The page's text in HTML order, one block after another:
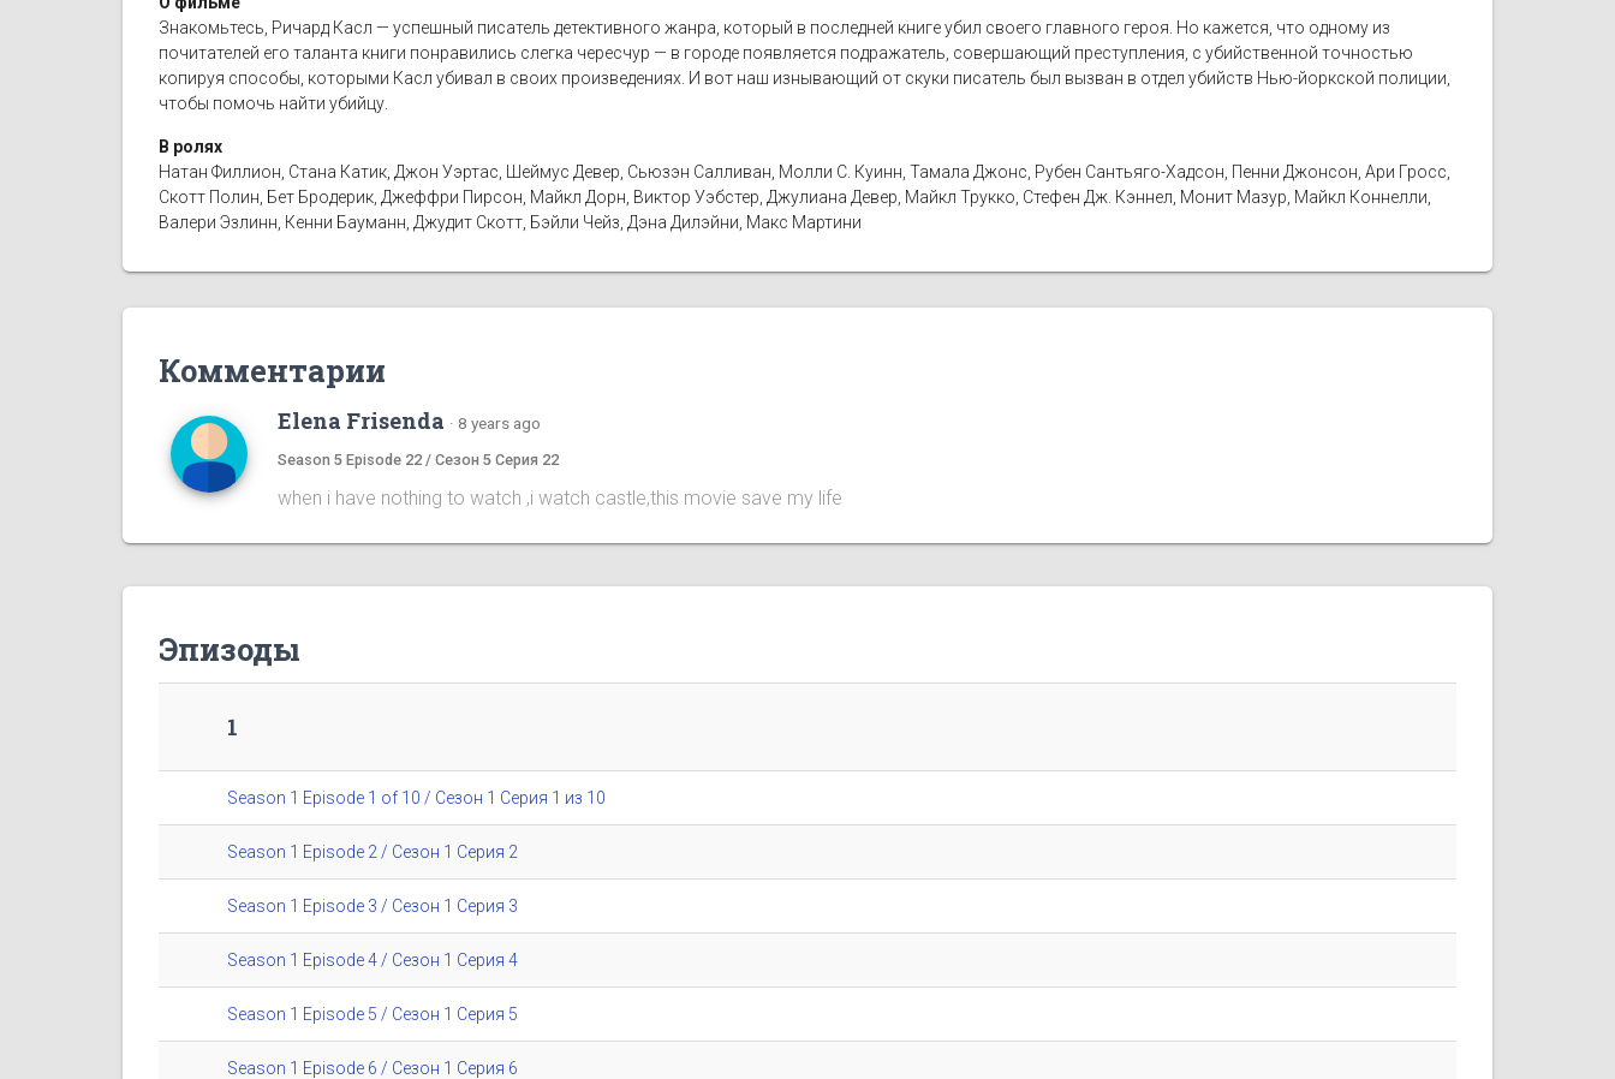
Знакомьтесь, Ричард Касл — успешный писатель детективного жанра, который в последней книге убил своего главного героя. Но кажется, что одному из
почитателей его таланта книги понравились слегка чересчур — в городе появляется подражатель, совершающий преступления, с убийственной точностью
копируя способы, которыми Касл убивал в своих произведениях. И вот наш изнывающий от скуки писатель был вызван в отдел убийств Нью-йоркской полиции,
чтобы помочь найти убийцу.
В ролях
Натан Филлион, Стана Катик, Джон Уэртас, Шеймус Девер, Сьюзэн Салливан, Молли С. Куинн, Тамала Джонс, Рубен Сантьяго-Хадсон, Пенни Джонсон, Ари Гросс,
Скотт Полин, Бет Бродерик, Джеффри Пирсон, Майкл Дорн, Виктор Уэбстер, Джулиана Девер, Майкл Трукко, Стефен Дж. Кэннел, Монит Мазур, Майкл Коннелли,
Валери Эзлинн, Кенни Бауманн, Джудит Скотт, Бэйли Чейз, Дэна Дилэйни, Макс Мартини
Комментарии
Elena Frisenda · 8 years ago
Season 5 Episode 22 / Сезон 5 Серия 22
when i have nothing to watch ,i watch castle,this movie save my life
Эпизоды
1
Season 1 Episode 1 of 10 / Сезон 1 Серия 1 из 10
Season 1 Episode 2 / Сезон 1 Серия 2
Season 1 Episode 3 / Сезон 1 Серия 3
Season 1 Episode 4 / Сезон 1 Серия 4
Season 1 Episode 5 / Сезон 1 Серия 5
Season 1 Episode 6 / Сезон 1 Серия 6